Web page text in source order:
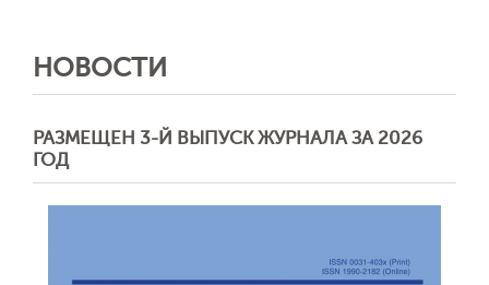
НОВОСТИ
РАЗМЕЩЕН 3-Й ВЫПУСК ЖУРНАЛА ЗА 2026
ГОД